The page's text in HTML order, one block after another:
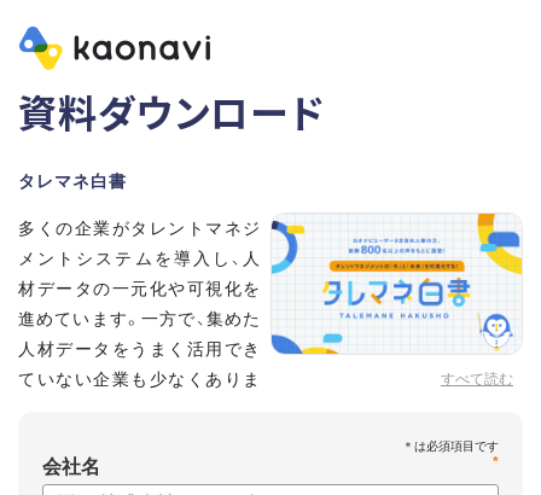
資料ダウンロード
タレマネ白書
すべて読む
多くの企業がタレントマネジ
メントシステムを導入し、人
材データの一元化や可視化を
進めています。一方で、集めた
人材データをうまく活用でき
ていない企業も少なくありま
こうした実情をふまえ、システム導入有無に留まらず、活用状
況や成果を明らかにすべく調査いたしました。
*
会社名